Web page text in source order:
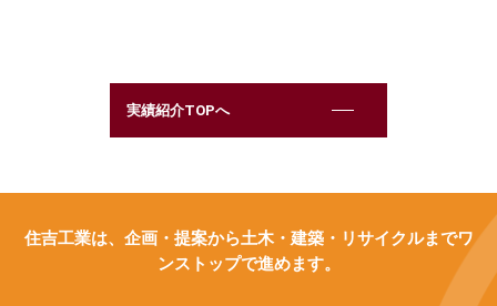
実績紹介TOPへ
住吉工業は、企画・提案から土木・建築・リサイクルまでワ
ンストップで進めます。